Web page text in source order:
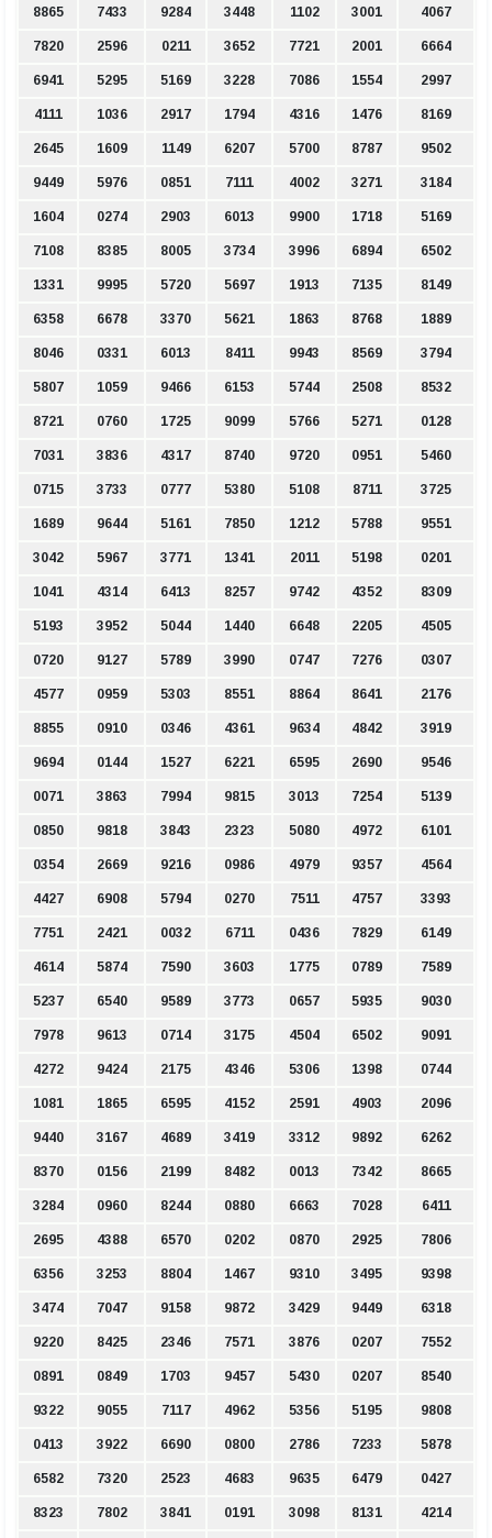
8865 7433 9284 3448 1102 3001 4067
7820 2596 0211 3652 7721 2001 6664
6941 5295 5169 3228 7086 1554 2997
4111 1036 2917 1794 4316 1476 8169
2645 1609 1149 6207 5700 8787 9502
9449 5976 0851 7111 4002 3271 3184
1604 0274 2903 6013 9900 1718 5169
7108 8385 8005 3734 3996 6894 6502
1331 9995 5720 5697 1913 7135 8149
6358 6678 3370 5621 1863 8768 1889
8046 0331 6013 8411 9943 8569 3794
5807 1059 9466 6153 5744 2508 8532
8721 0760 1725 9099 5766 5271 0128
7031 3836 4317 8740 9720 0951 5460
0715 3733 0777 5380 5108 8711 3725
1689 9644 5161 7850 1212 5788 9551
3042 5967 3771 1341 2011 5198 0201
1041 4314 6413 8257 9742 4352 8309
5193 3952 5044 1440 6648 2205 4505
0720 9127 5789 3990 0747 7276 0307
4577 0959 5303 8551 8864 8641 2176
8855 0910 0346 4361 9634 4842 3919
9694 0144 1527 6221 6595 2690 9546
0071 3863 7994 9815 3013 7254 5139
0850 9818 3843 2323 5080 4972 6101
0354 2669 9216 0986 4979 9357 4564
4427 6908 5794 0270 7511 4757 3393
7751 2421 0032 6711 0436 7829 6149
4614 5874 7590 3603 1775 0789 7589
5237 6540 9589 3773 0657 5935 9030
7978 9613 0714 3175 4504 6502 9091
4272 9424 2175 4346 5306 1398 0744
1081 1865 6595 4152 2591 4903 2096
9440 3167 4689 3419 3312 9892 6262
8370 0156 2199 8482 0013 7342 8665
3284 0960 8244 0880 6663 7028 6411
2695 4388 6570 0202 0870 2925 7806
6356 3253 8804 1467 9310 3495 9398
3474 7047 9158 9872 3429 9449 6318
9220 8425 2346 7571 3876 0207 7552
0891 0849 1703 9457 5430 0207 8540
9322 9055 7117 4962 5356 5195 9808
0413 3922 6690 0800 2786 7233 5878
6582 7320 2523 4683 9635 6479 0427
8323 7802 3841 0191 3098 8131 4214